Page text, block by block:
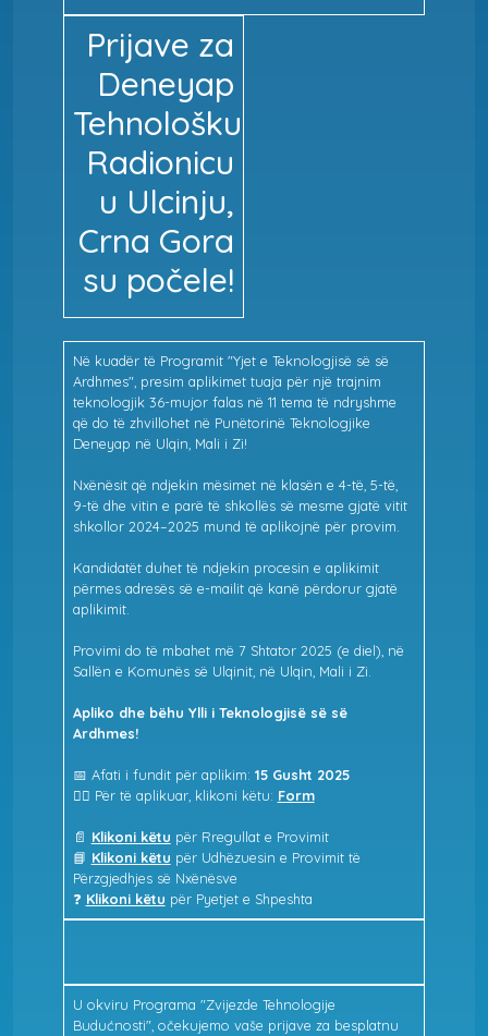
Prijave za
Deneyap
Tehnološku
Radionicu
u Ulcinju,
Crna Gora
su počele!
Në kuadër të Programit "Yjet e Teknologjisë së së
Ardhmes", presim aplikimet tuaja për një trajnim
teknologjik 36-mujor falas në 11 tema të ndryshme
që do të zhvillohet në Punëtorinë Teknologjike
Deneyap në Ulqin, Mali i Zi!
Nxënësit që ndjekin mësimet në klasën e 4-të, 5-të,
9-të dhe vitin e parë të shkollës së mesme gjatë vitit
shkollor 2024–2025 mund të aplikojnë për provim.
Kandidatët duhet të ndjekin procesin e aplikimit
përmes adresës së e-mailit që kanë përdorur gjatë
aplikimit.
Provimi do të mbahet më 7 Shtator 2025 (e diel), në
Sallën e Komunës së Ulqinit, në Ulqin, Mali i Zi.
Apliko dhe bëhu Ylli i Teknologjisë së së
Ardhmes!
📅 Afati i fundit për aplikim: 15 Gusht 2025
👉🏻 Për të aplikuar, klikoni këtu: Form
📄 Klikoni këtu për Rregullat e Provimit
📘 Klikoni këtu për Udhëzuesin e Provimit të
Përzgjedhjes së Nxënësve
❓ Klikoni këtu për Pyetjet e Shpeshta
U okviru Programa "Zvijezde Tehnologije
Budućnosti", očekujemo vaše prijave za besplatnu